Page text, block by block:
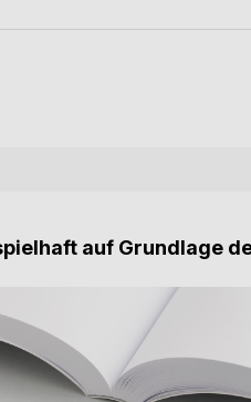
auf Grundlage